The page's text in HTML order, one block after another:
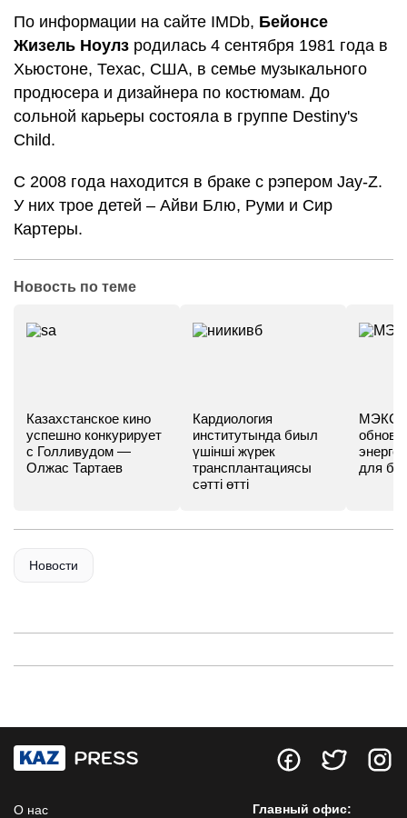
По информации на сайте IMDb, Бейонсе
Жизель Ноулз родилась 4 сентября 1981 года в
Хьюстоне, Техас, США, в семье музыкального
продюсера и дизайнера по костюмам. До
сольной карьеры состояла в группе Destiny's
Child.
С 2008 года находится в браке с рэпером Jay-Z.
У них трое детей – Айви Блю, Руми и Сир
Картеры.
Новость по теме
Казахстанское кино
успешно конкурирует
с Голливудом —
Олжас Тартаев
Кардиология
институтында биыл
үшінші жүрек
трансплантациясы
сәтті өтті
МЭКС -
для
Новости
О нас Главный офис: